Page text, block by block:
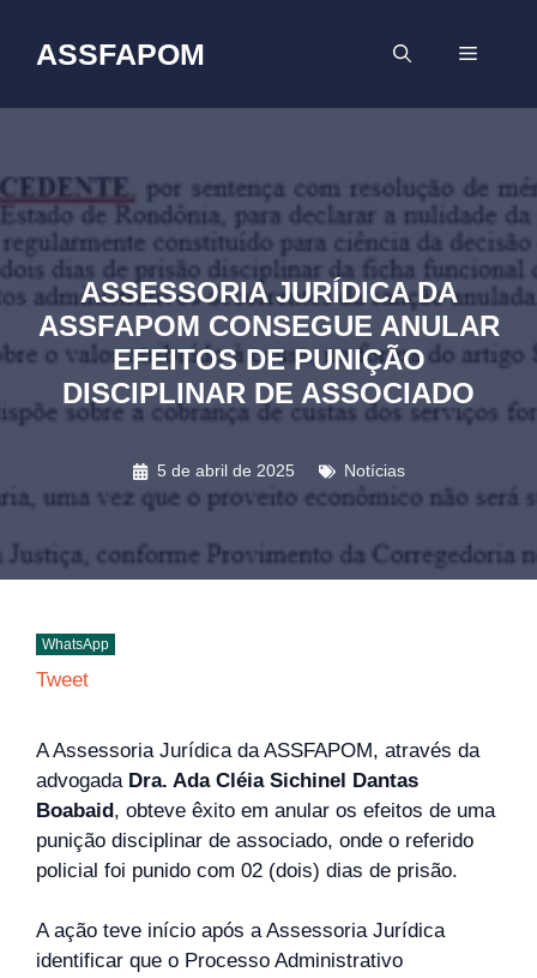
conteúdo
ASSFAPOM MENU
ASSESSORIA JURÍDICA DA
ASSFAPOM CONSEGUE ANULAR
EFEITOS DE PUNIÇÃO
DISCIPLINAR DE ASSOCIADO
5 de abril de 2025 Notícias
WhatsApp
Tweet
A Assessoria Jurídica da ASSFAPOM, através da
advogada Dra. Ada Cléia Sichinel Dantas
Boabaid, obteve êxito em anular os efeitos de uma
punição disciplinar de associado, onde o referido
policial foi punido com 02 (dois) dias de prisão.
A ação teve início após a Assessoria Jurídica
identificar que o Processo Administrativo